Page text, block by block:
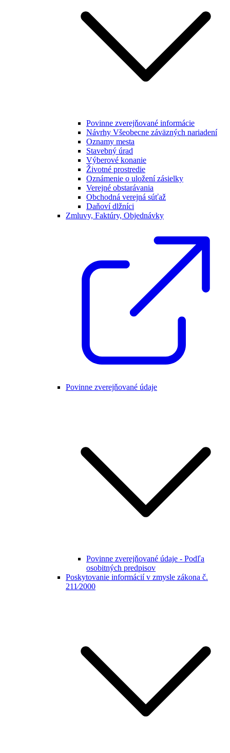
Povinne zverejňované informácie
Návrhy Všeobecne záväzných nariadení
Oznamy mesta
Stavebný úrad
Výberové konanie
Životné prostredie
Oznámenie o uložení zásielky
Verejné obstarávania
Obchodná verejná súťaž
Daňoví dlžníci
Zmluvy, Faktúry, Objednávky
Povinne zverejňované údaje
Povinne zverejňované údaje - Podľa
osobitných predpisov
Poskytovanie informácií v zmysle zákona č.
211⁄2000